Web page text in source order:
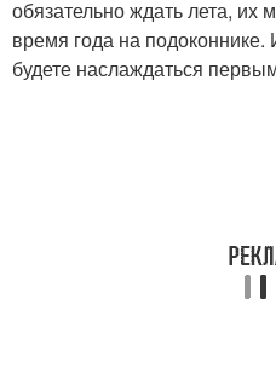
обязательно ждать лета, их
время года на
будете наслаждаться